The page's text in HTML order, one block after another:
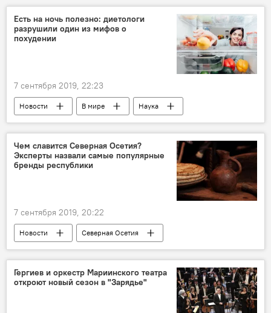
Есть на ночь полезно: диетологи
разрушили один из мифов о
похудении
7 сентября 2019, 22:23
Новости В мире Наука
Чем славится Северная Осетия?
Эксперты назвали самые популярные
бренды республики
7 сентября 2019, 20:22
Новости Северная Осетия
Гергиев и оркестр Мариинского театра
откроют новый сезон в "Зарядье"